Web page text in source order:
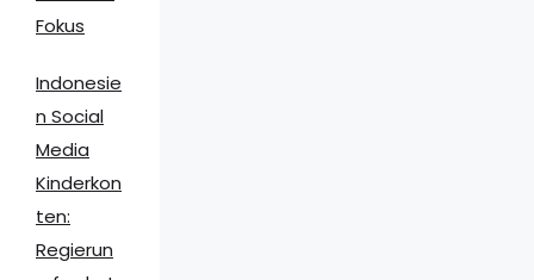
Fokus
Indonesie
n Social
Media
Kinderkon
ten:
Regierun